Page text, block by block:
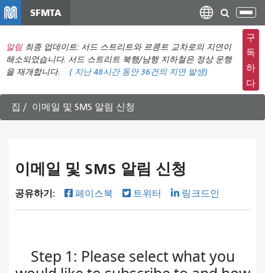
텐
츠
로
건
너
뛰
SFMTA
탐
색
메
뉴
전
환
알림 최종 업데이트: 서드 스트리트와 르콩트 교차로의 지연이
해소되었습니다. 서드 스트리트 북행/남행 지하철은 정상 운행
을 재개합니다.
( 지난 48시간 동안36건의 지연 발생)
구
독
하
다
집 이메일 및 SMS 알림 신청
이메일 및 SMS 알림 신청
공유하기: 페이스북 트위터 링크드인